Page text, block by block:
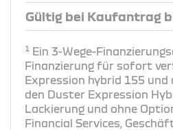
Gültig bei Kaufantrag
1 Ein 3-Wege-
Finanzierung für sofort
Expression hybrid 155
den Duster Expression
Lackierung und ohne
Financial Services,